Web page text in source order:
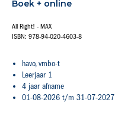
Boek + online
All Right! - MAX
ISBN: 978-94-020-4603-8
havo, vmbo-t
Leerjaar 1
4 jaar afname
01-08-2026 t/m 31-07-2027